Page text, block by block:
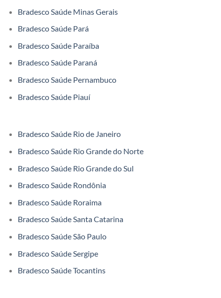
Bradesco Saúde Minas Gerais
Bradesco Saúde Pará
Bradesco Saúde Paraíba
Bradesco Saúde Paraná
Bradesco Saúde Pernambuco
Bradesco Saúde Piauí
Bradesco Saúde Rio de Janeiro
Bradesco Saúde Rio Grande do Norte
Bradesco Saúde Rio Grande do Sul
Bradesco Saúde Rondônia
Bradesco Saúde Roraima
Bradesco Saúde Santa Catarina
Bradesco Saúde São Paulo
Bradesco Saúde Sergipe
Bradesco Saúde Tocantins